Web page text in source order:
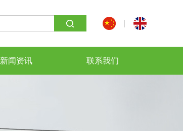
新闻资讯 联系我们